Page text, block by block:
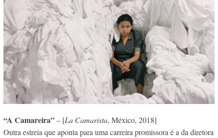
“A Camareira”– [La Camarista, México, 2018]
Outra estreia que aponta para uma carreira promissora é a da diretora